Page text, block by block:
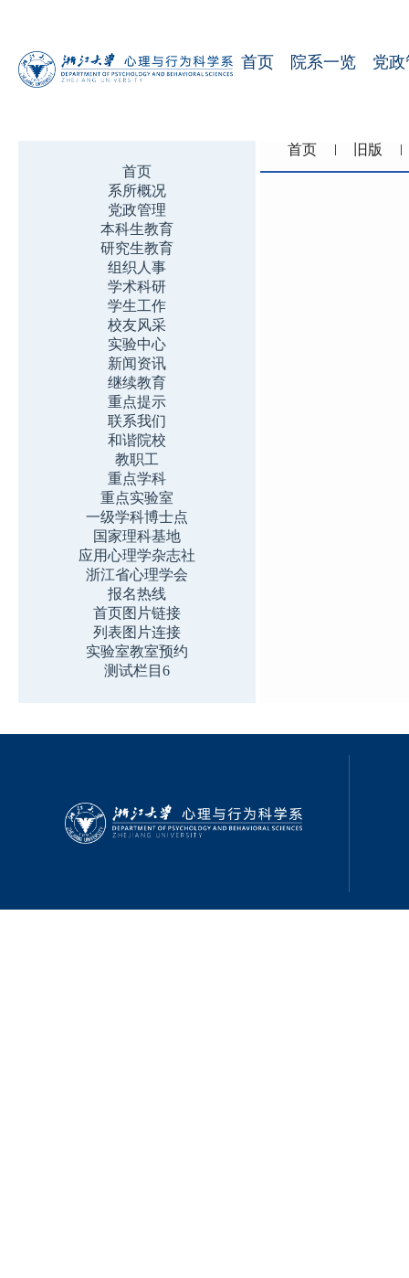
首页 院系一览 党
首页
系所概况
党政管理
本科生教育
研究生教育
组织人事
学术科研
学生工作
校友风采
实验中心
新闻资讯
继续教育
重点提示
联系我们
和谐院校
教职工
重点学科
重点实验室
一级学科博士点
国家理科基地
应用心理学杂志社
浙江省心理学会
报名热线
首页图片链接
列表图片连接
实验室教室预约
测试栏目6
首页 旧版